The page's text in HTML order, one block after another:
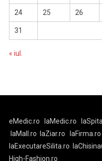
24 25 26
31
« iul.
eMedic.ro laMedic.ro
laMall.ro
laZiar.ro laFirma.ro
laExecutareSilita.ro
High-Fashion.ro